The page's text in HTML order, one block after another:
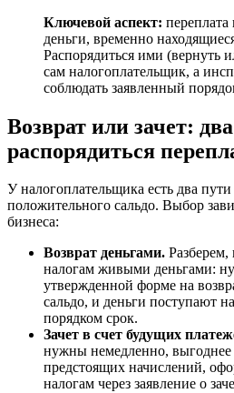
Ключевой аспект:
деньги, временно
Распорядиться ими (вернуть
сам налогоплательщик, а
соблюдать заявленный
Возврат или зачет:
распорядиться
У налогоплательщика есть два
положительного сальдо. Выбор
бизнеса:
Возврат деньгами. Разберем,
налогам живыми деньгами:
утвержденной форме на
сальдо, и деньги поступают
порядком срок.
Зачет в счет будущих
нужны немедленно, выгоднее
предстоящих начислений,
налогам через заявление о